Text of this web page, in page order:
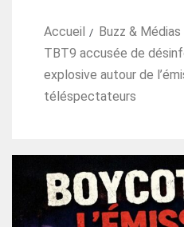
Accueil
Buzz & Médias
TBT9 accusée de
explosive autour de
téléspectateurs